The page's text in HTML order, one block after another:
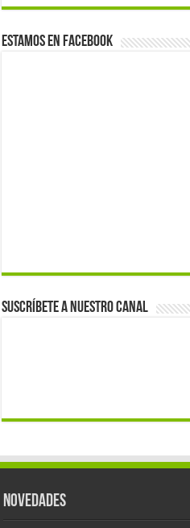
Estamos en Facebook
Suscríbete a nuestro canal
Novedades